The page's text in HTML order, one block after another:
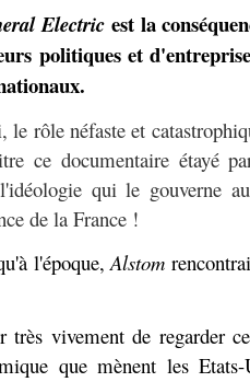
Electricest la
politiques et
rôle néfaste et
ce documentaire étayé
qui le gouverne
de la France !
l'époque,Alstom
très vivement de regarder
que mènent les